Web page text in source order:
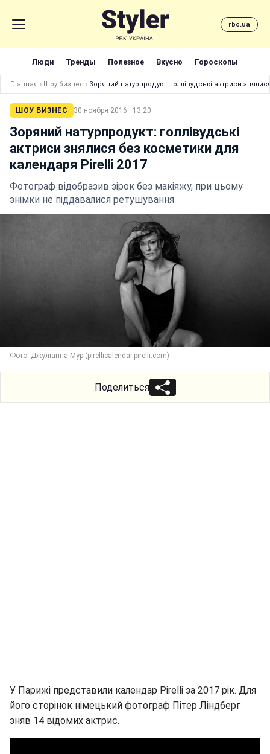
rbc.ua
Люди Тренды Полезное Вкусно Гороскопы
Главная › Шоу бизнес › Зоряний натурпродукт: голлівудські актриси
ШОУ БИЗНЕС 30 ноября 2016 · 13:20
Зоряний натурпродукт: голлівудські
актриси знялися без косметики для
календаря Pirelli 2017
Фотограф відобразив зірок без макіяжу, при цьому
знімки не піддавалися ретушування
Фото: Джуліанна Мур (pirellicalendar.pirelli.com)
Поделиться
У Парижі представили календар Pirelli за 2017 рік. Для
його сторінок німецький фотограф Пітер Ліндберг
зняв 14 відомих актрис.